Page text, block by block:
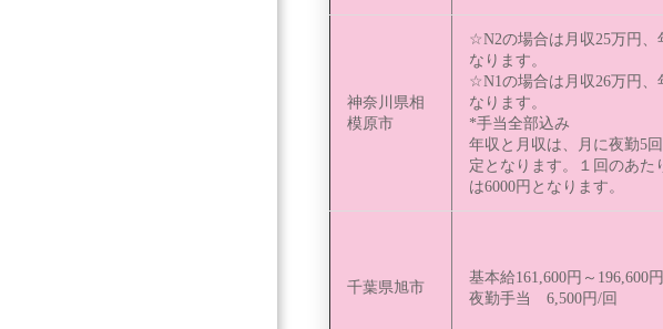
神奈川県相
模原市
☆N2の場合は月収25万円、
なります。
☆N1の場合は月収26万円、
なります。
*手当全部込み
年収と月収は、月に夜勤5
定となります。 １回のあた
は6000円となります。
千葉県旭市
基本給161,600円～196,600円
夜勤手当 6,500円/回